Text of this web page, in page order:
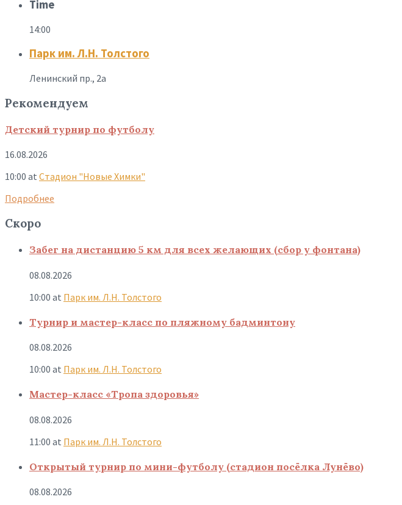
Time
14:00
Парк им. Л.Н. Толстого
Ленинский пр., 2а
Рекомендуем
Детский турнир по футболу
16.08.2026
10:00 at Стадион "Новые Химки"
Подробнее
Скоро
Забег на дистанцию 5 км для всех желающих (сбор у фонтана)
08.08.2026
10:00 at Парк им. Л.Н. Толстого
Турнир и мастер-класс по пляжному бадминтону
08.08.2026
10:00 at Парк им. Л.Н. Толстого
Мастер-класс «Тропа здоровья»
08.08.2026
11:00 at Парк им. Л.Н. Толстого
Открытый турнир по мини-футболу (стадион посёлка Лунёво)
08.08.2026